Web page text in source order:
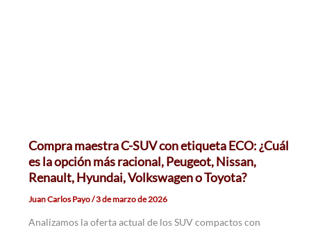
Compra maestra C-SUV con etiqueta ECO: ¿Cuál
es la opción más racional, Peugeot, Nissan,
Renault, Hyundai, Volkswagen o Toyota?
Juan Carlos Payo/3 de marzo de 2026
Analizamos la oferta actual de los SUV compactos con